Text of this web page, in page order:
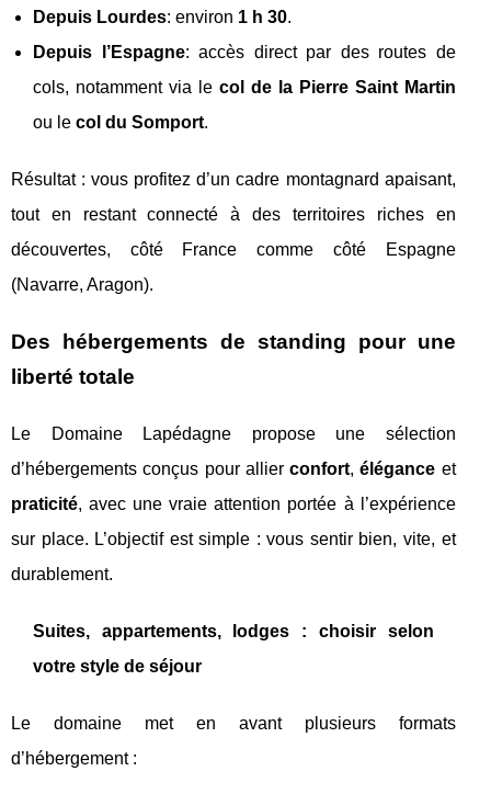
Depuis Lourdes: environ 1 h 30.
Depuis l’Espagne: accès direct par des routes de
cols, notamment via le col de la Pierre Saint Martin
ou le col du Somport.
Résultat : vous profitez d’un cadre montagnard apaisant,
tout en restant connecté à des territoires riches en
découvertes, côté France comme côté Espagne
(Navarre, Aragon).
Des hébergements de standing pour une
liberté totale
Le Domaine Lapédagne propose une sélection
d’hébergements conçus pour allierconfort,élégance et
praticité, avec une vraie attention portée à l’expérience
sur place. L’objectif est simple : vous sentir bien, vite, et
durablement.
Suites, appartements, lodges : choisir selon
votre style de séjour
Le domaine met en avant plusieurs formats
d’hébergement :